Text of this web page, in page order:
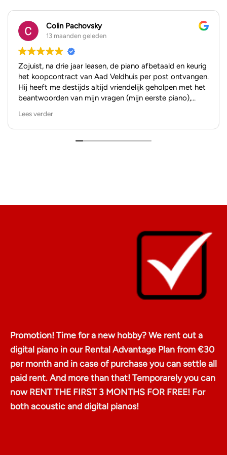
Colin Pachovsky
13 maanden geleden
Zojuist, na drie jaar leasen, de piano afbetaald en keurig
het koopcontract van Aad Veldhuis per post ontvangen.
Hij heeft me destijds altijd vriendelijk geholpen met het
beantwoorden van mijn vragen (mijn eerste piano),
zeggen dan dat ik het hele kooptraject als positief heb
ervaren.
Lees verder
Promotion! Time for a new hobby? We rent out a
digital piano in our Rental Advantage Plan from €30
per month and in case of purchase you can settle all
paid rent. And more than that! Temporarely you can
now RENT THE FIRST 3 MONTHS FOR FREE! For
both acoustic and digital pianos!